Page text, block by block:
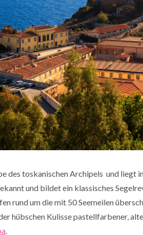
des toskanischen Archipels und liegt
und bildet ein klassisches
rund um die mit 50 Seemeilen
hübschen Kulisse pastellfarbener,
.